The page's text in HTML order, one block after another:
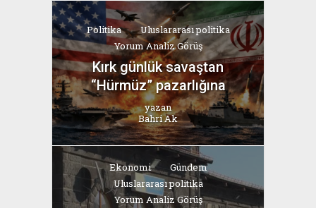
Politika
Uluslararası politika
Yorum Analiz Görüş
Kırk günlük savaştan
“Hürmüz” pazarlığına
yazan
Bahri Ak
Ekonomi
Gündem
Uluslararası politika
Yorum Analiz Görüş